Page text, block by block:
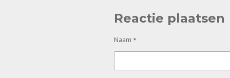
Reactie plaatsen
Naam *